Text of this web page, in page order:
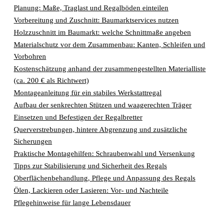
Planung: Maße, Traglast und Regalböden einteilen
Vorbereitung und Zuschnitt: Baumarktservices nutzen
Holzzuschnitt im Baumarkt: welche Schnittmaße angeben
Materialschutz vor dem Zusammenbau: Kanten, Schleifen und
Vorbohren
Kostenschätzung anhand der zusammengestellten Materialliste
(ca. 200 € als Richtwert)
Montageanleitung für ein stabiles Werkstattregal
Aufbau der senkrechten Stützen und waagerechten Träger
Einsetzen und Befestigen der Regalbretter
Querverstrebungen, hintere Abgrenzung und zusätzliche
Sicherungen
Praktische Montagehilfen: Schraubenwahl und Versenkung
Tipps zur Stabilisierung und Sicherheit des Regals
Oberflächenbehandlung, Pflege und Anpassung des Regals
Ölen, Lackieren oder Lasieren: Vor- und Nachteile
Pflegehinweise für lange Lebensdauer